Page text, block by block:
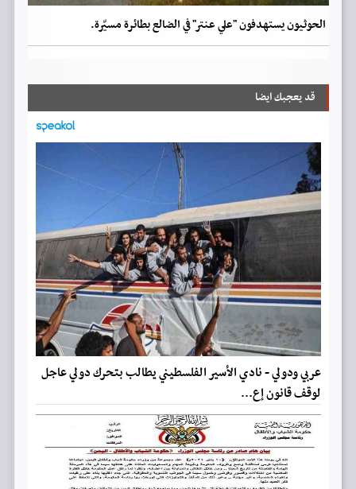
الحوثيون يستهدفون "علي عنتر" في الضالع بطائرة مسيّرة.
قد يعجبك ايضا
عربي ودولي - نادي الأسير الفلسطيني يطالب بتحرك دولي عاجل
لوقف قانون إع...